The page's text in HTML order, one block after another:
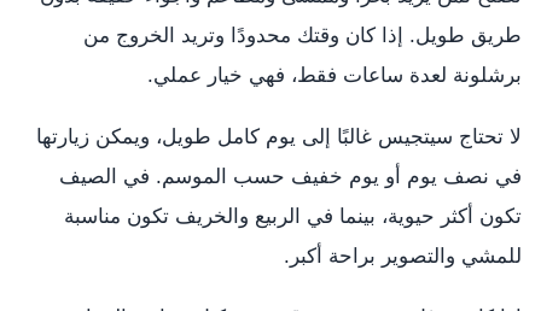
طريق طويل. إذا كان وقتك محدودًا وتريد الخروج من
برشلونة لعدة ساعات فقط، فهي خيار عملي.
لا تحتاج سيتجيس غالبًا إلى يوم كامل طويل، ويمكن زيارتها
في نصف يوم أو يوم خفيف حسب الموسم. في الصيف
تكون أكثر حيوية، بينما في الربيع والخريف تكون مناسبة
للمشي والتصوير براحة أكبر.